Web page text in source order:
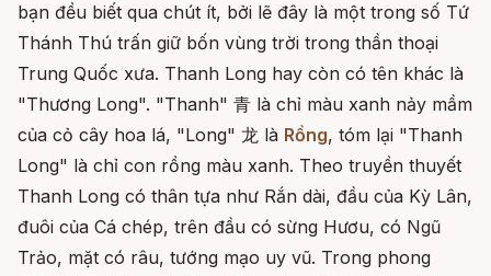
bạn đều biết qua chút ít, bởi lẽ đây là một trong số Tứ
Thánh Thú trấn giữ bốn vùng trời trong thần thoại
Trung Quốc xưa. Thanh Long hay còn có tên khác là
"Thương Long". "Thanh" 青 là chỉ màu xanh nảy mầm
của cỏ cây hoa lá, "Long" 龙 là Rồng, tóm lại "Thanh
Long" là chỉ con rồng màu xanh. Theo truyền thuyết
Thanh Long có thân tựa như Rắn dài, đầu của Kỳ Lân,
đuôi của Cá chép, trên đầu có sừng Hươu, có Ngũ
Trảo, mặt có râu, tướng mạo uy vũ. Trong phong